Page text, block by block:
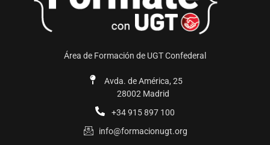
Área de Formación de UGT Confederal
Avda. de América, 25
28002 Madrid
+34 915 897 100
info@formacionugt.org